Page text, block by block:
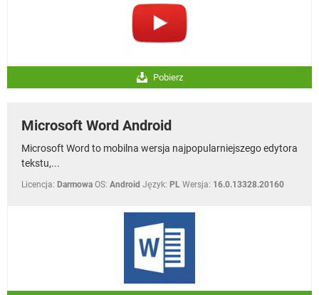
Pobierz
Microsoft Word Android
Microsoft Word to mobilna wersja najpopularniejszego edytora
tekstu,...
Licencja: Darmowa OS: Android Język: PL Wersja: 16.0.13328.20160